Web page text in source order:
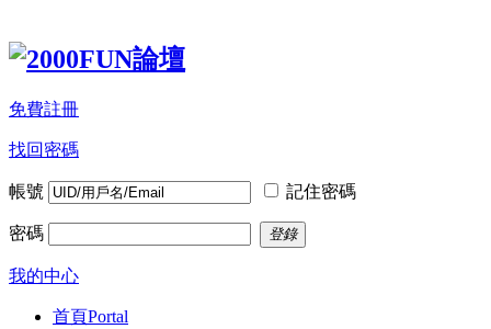
免費註冊
找回密碼
帳號 記住密碼
密碼 登錄
我的中心
首頁Portal